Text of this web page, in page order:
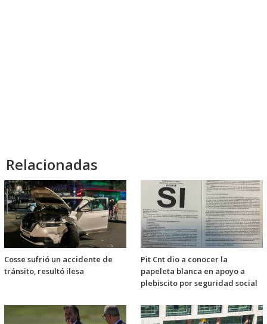
Relacionadas
Cosse sufrió un accidente de
tránsito, resultó ilesa
Pit Cnt dio a conocer la
papeleta blanca en apoyo a
plebiscito por seguridad social